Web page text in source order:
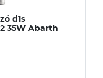
d1s
35W Abarth